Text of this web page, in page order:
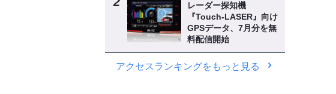
レーダー探知機
『Touch-LASER』向け
GPSデータ、7月分を無
料配信開始
アクセスランキングをもっと見る